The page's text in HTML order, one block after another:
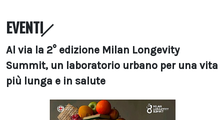
EVENTI
Al via la 2° edizione Milan Longevity
Summit, un laboratorio urbano per una vita
più lunga e in salute